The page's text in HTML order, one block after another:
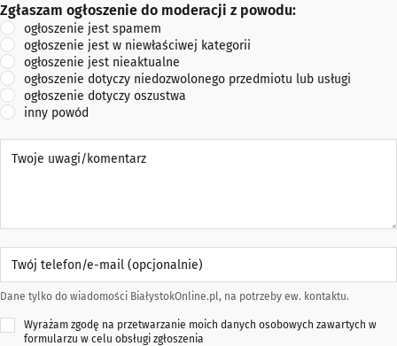
Zgłaszam ogłoszenie do moderacji z powodu:
Zgłaszam ogłoszenie do moderacji z powodu:
ogłoszenie jest spamem
ogłoszenie jest w niewłaściwej kategorii
ogłoszenie jest nieaktualne
ogłoszenie dotyczy niedozwolonego przedmiotu lub usługi
ogłoszenie dotyczy oszustwa
inny powód
Dane tylko do wiadomości BiałystokOnline.pl, na potrzeby ew. kontaktu.
Wyrażam zgodę na przetwarzanie moich danych osobowych zawartych w
formularzu w celu obsługi zgłoszenia